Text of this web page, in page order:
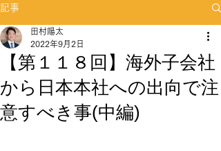
記事
【第１１８回】海外子会社
から日本本社への出向で注
意すべき事(中編)
田村陽太
2022年9月2日